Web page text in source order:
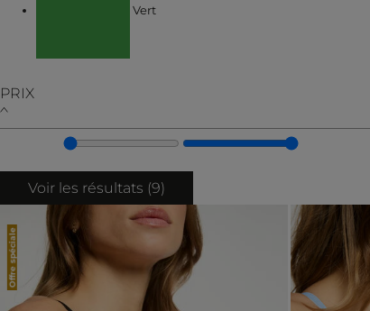
Vert
PRIX
Voir les résultats (9)
Offre spéciale